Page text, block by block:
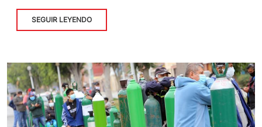
SEGUIR LEYENDO